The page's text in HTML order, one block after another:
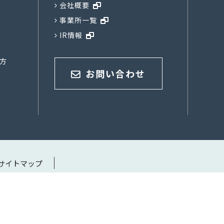
会社概要
事業所一覧
IR情報
お問い合わせ
イトマップ